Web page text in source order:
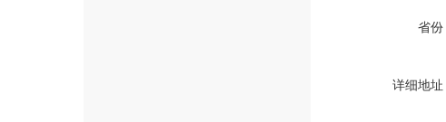
省份
详细地址